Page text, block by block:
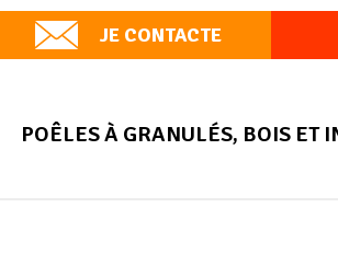
JE CONTACTE
POÊLES À GRANULÉS, BOIS ET